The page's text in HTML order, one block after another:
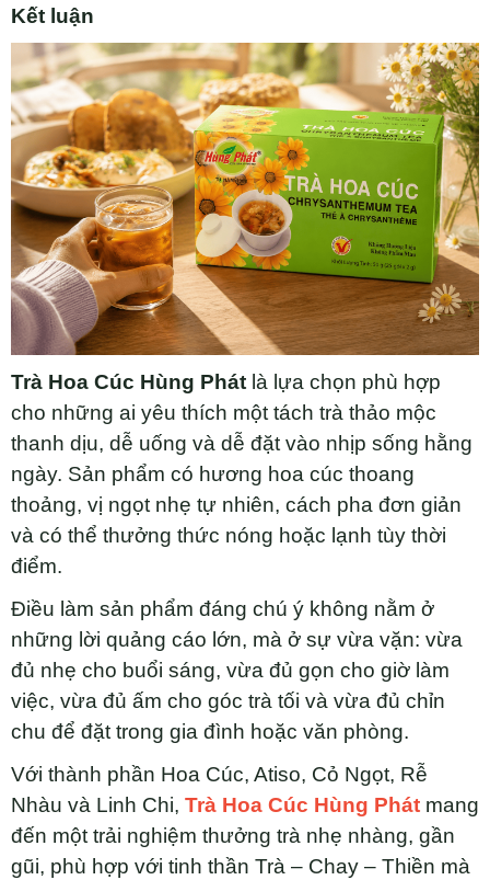
Kết luận
Trà Hoa Cúc Hùng Phát là lựa chọn phù hợp
cho những ai yêu thích một tách trà thảo mộc
thanh dịu, dễ uống và dễ đặt vào nhịp sống hằng
ngày. Sản phẩm có hương hoa cúc thoang
thoảng, vị ngọt nhẹ tự nhiên, cách pha đơn giản
và có thể thưởng thức nóng hoặc lạnh tùy thời
điểm.
Điều làm sản phẩm đáng chú ý không nằm ở
những lời quảng cáo lớn, mà ở sự vừa vặn: vừa
đủ nhẹ cho buổi sáng, vừa đủ gọn cho giờ làm
việc, vừa đủ ấm cho góc trà tối và vừa đủ chỉn
chu để đặt trong gia đình hoặc văn phòng.
Với thành phần Hoa Cúc, Atiso, Cỏ Ngọt, Rễ
Nhàu và Linh Chi, Trà Hoa Cúc Hùng Phát mang
đến một trải nghiệm thưởng trà nhẹ nhàng, gần
gũi, phù hợp với tinh thần Trà – Chay – Thiền mà